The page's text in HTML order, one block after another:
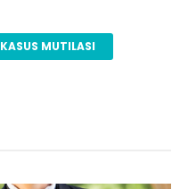
KASUS MUTILASI